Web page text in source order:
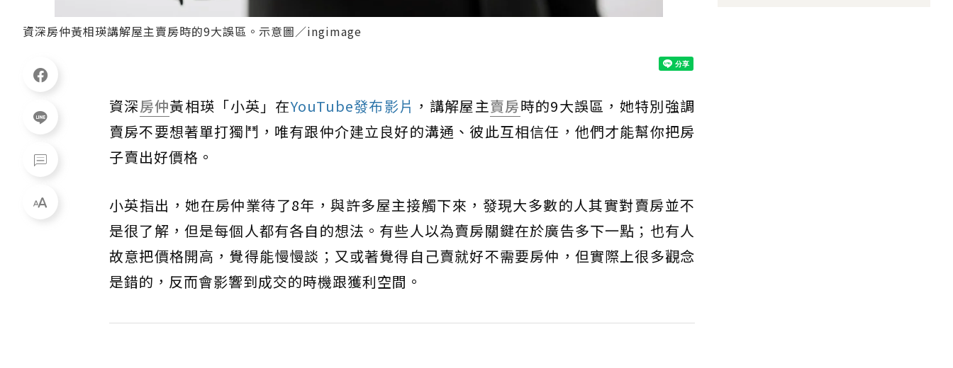
資深房仲黃相瑛講解屋主賣房時的9大誤區。示意圖／ingimage
資深房仲黃相瑛「小英」在YouTube發布影片 ，講解屋主賣房時的9大誤區，她特別強調
賣房不要想著單打獨鬥，唯有跟仲介建立良好的溝通、彼此互相信任，他們才能幫你把房
子賣出好價格。
小英指出，她在房仲業待了8年，與許多屋主接觸下來，發現大多數的人其實對賣房並不
是很了解，但是每個人都有各自的想法。有些人以為賣房關鍵在於廣告多下一點；也有人
故意把價格開高，覺得能慢慢談；又或著覺得自己賣就好不需要房仲，但實際上很多觀念
是錯的，反而會影響到成交的時機跟獲利空間。